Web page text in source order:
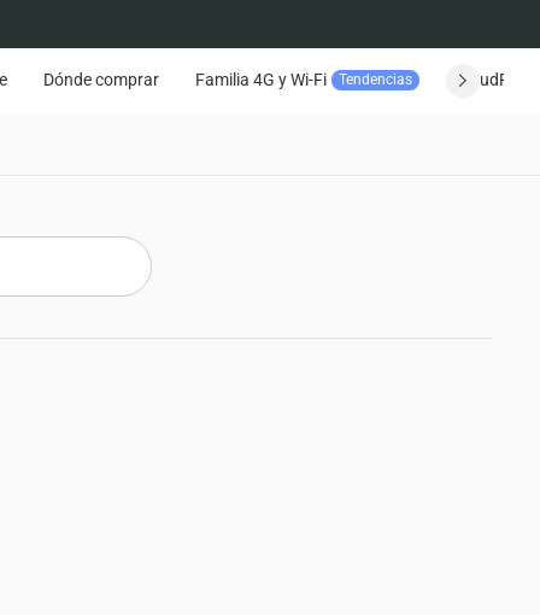
Dónde comprar Familia 4G y Wi-Fi Tendencias CloudPlay